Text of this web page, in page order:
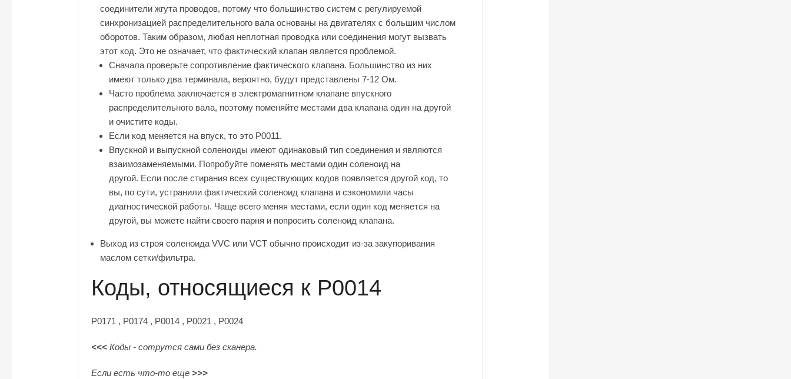
соединители жгута проводов, потому что большинство систем с регулируемой
синхронизацией распределительного вала основаны на двигателях с большим числом
оборотов. Таким образом, любая неплотная проводка или соединения могут вызвать
этот код. Это не означает, что фактический клапан является проблемой.
Сначала проверьте сопротивление фактического клапана. Большинство из них
имеют только два терминала, вероятно, будут представлены 7-12 Ом.
Часто проблема заключается в электромагнитном клапане впускного
распределительного вала, поэтому поменяйте местами два клапана один на другой
и очистите коды.
Если код меняется на впуск, то это P0011.
Впускной и выпускной соленоиды имеют одинаковый тип соединения и являются
взаимозаменяемыми. Попробуйте поменять местами один соленоид на
другой. Если после стирания всех существующих кодов появляется другой код, то
вы, по сути, устранили фактический соленоид клапана и сэкономили часы
диагностической работы. Чаще всего меняя местами, если один код меняется на
другой, вы можете найти своего парня и попросить соленоид клапана.
Выход из строя соленоида VVC или VCT обычно происходит из-за закупоривания
маслом сетки/фильтра.
Коды, относящиеся к P0014
P0171 , P0174 , P0014 , P0021 , P0024
<<<Коды - сотрутся сами без сканера.
Если есть что-то еще>>>